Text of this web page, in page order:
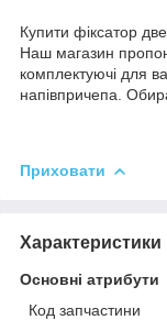
Купити фіксатор
Наш магазин
комплектуючі для
напівпричепа.
Приховати
Характеристики
Основні атрибути
Код запчастини